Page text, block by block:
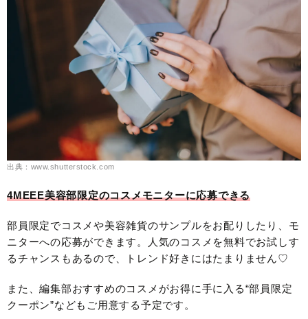
出典：www.shutterstock.com
4MEEE美容部限定のコスメモニターに応募できる
部員限定でコスメや美容雑貨のサンプルをお配りしたり、モ
ニターへの応募ができます。人気のコスメを無料でお試しす
るチャンスもあるので、トレンド好きにはたまりません♡
また、編集部おすすめのコスメがお得に手に入る“部員限定
クーポン”などもご用意する予定です。